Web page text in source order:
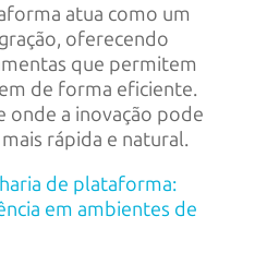
atua como um
oferecendo
que permitem
de forma eficiente.
onde a inovação pode
rápida e natural.
de plataforma:
em ambientes de